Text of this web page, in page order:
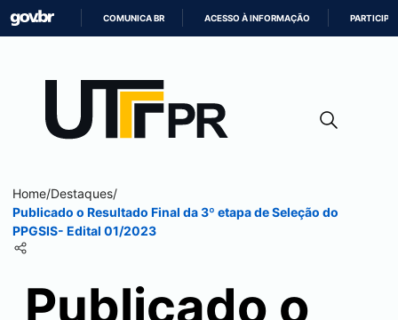
CONTEÚDO
COMUNICA BR ACESSO À INFORMAÇÃO PARTICIPE
Home/Destaques/
Publicado o Resultado Final da 3º etapa de Seleção do
PPGSIS- Edital 01/2023
Publicado o